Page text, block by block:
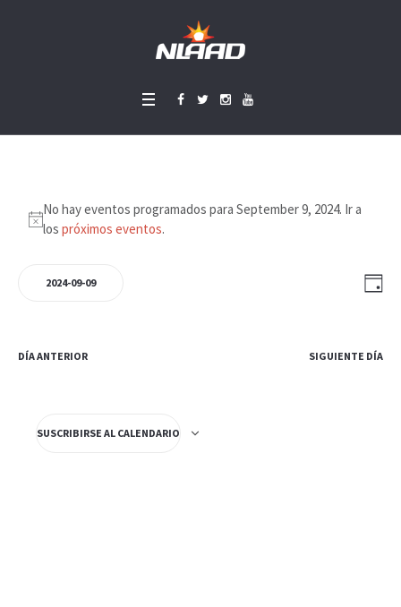
Eventos
en
September
2024
Aviso
No hay eventos programados para September 9, 2024. Ir a
lospróximos eventos.
de
DÍA
2024-09-09
fecha.
DÍA ANTERIOR SIGUIENTE DÍA
SUSCRIBIRSE AL CALENDARIO